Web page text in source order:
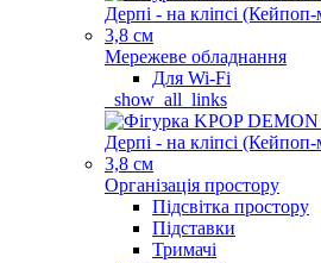
Мережеве обладнання
Для Wi-Fi
_show_all_links
Організація простору
Підсвітка простору
Підставки
Тримачі